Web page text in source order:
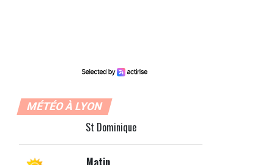
MÉTÉO À LYON
St Dominique
Matin